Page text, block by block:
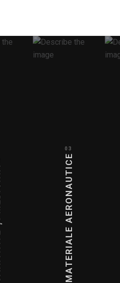
03
MATERIALE AERONAUTICE